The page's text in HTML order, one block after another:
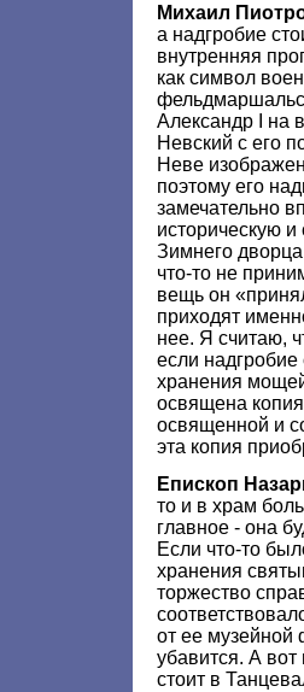
Михаил
а надгробие
внутренняя
как символ
Александр I на
Невский с его
Неве
поэтому его
замечательно
историческую
Зимнего
что-то не
вещь он
приходят
нее. Я считаю,
если надгробие
хранения мощей
освящена
освященной и
эта копия
Епископ
то и в храм
главное - она
Если что-то
хранения
торжество
от ее музейной
убавится. А
стоит в